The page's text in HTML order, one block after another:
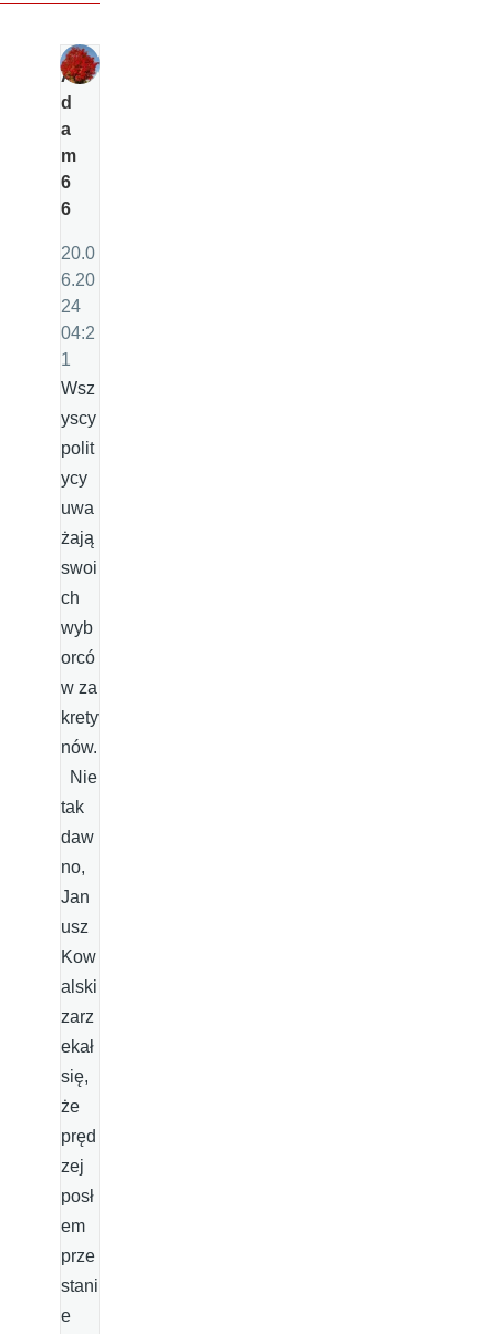
A
d
a
m
6
6
20.0
6.20
24
04:2
1
Wsz
yscy
polit
ycy
uwa
żają
swoi
ch
wyb
orcó
w za
krety
nów.
Nie
tak
daw
no,
Jan
usz
Kow
alski
zarz
ekał
się,
że
pręd
zej
posł
em
prze
stani
e